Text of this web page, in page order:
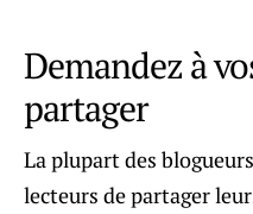
Demandez à
partager
La plupart des
lecteurs de partager